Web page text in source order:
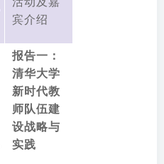
宾介绍
报告一：
清华大学
新时代教
师队伍建
设战略与
实践